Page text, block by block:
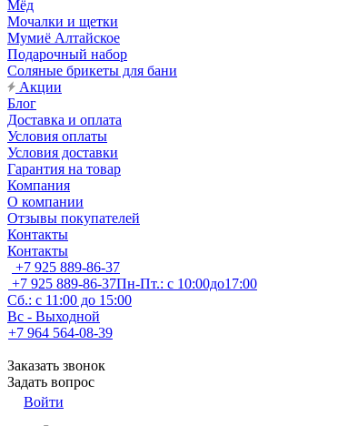
Мёд
Мочалки и щетки
Мумиё Алтайское
Подарочный набор
Соляные брикеты для бани
Акции
Блог
Доставка и оплата
Условия оплаты
Условия доставки
Гарантия на товар
Компания
О компании
Отзывы покупателей
Контакты
Контакты
+7 925 889-86-37
+7 925 889-86-37Пн-Пт.: с 10:00до17:00
Сб.: с 11:00 до 15:00
Вс - Выходной
+7 964 564-08-39
Заказать звонок
Задать вопрос
Войти